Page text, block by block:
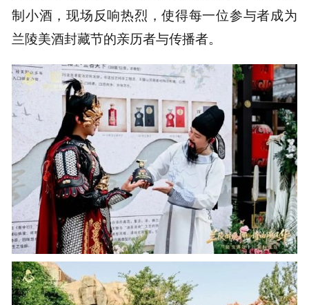
制小酒，现场反响热烈，使得每一位参与者成为
兰陵美酒封藏节的亲历者与传播者。